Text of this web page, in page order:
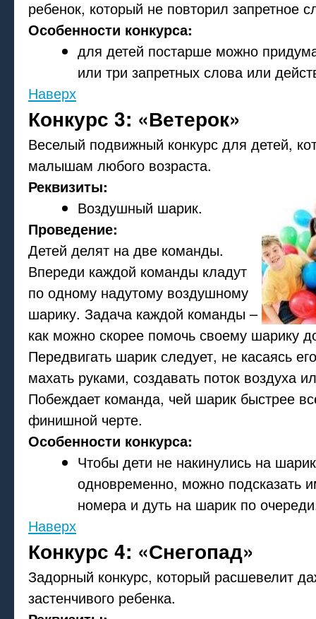
ребенок, который не повторил запретное
Особенности конкурса:
для детей постарше можно
или три запретных слова или
Наверх
Конкурс 3: «Ветерок»
Веселый подвижный конкурс для детей,
малышам любого возраста.
Реквизиты:
Воздушный шарик.
Проведение:
Детей делят на две команды.
Впереди каждой команды кладут
по одному надутому воздушному
шарику. Задача каждой команды –
как можно скорее помочь своему шарику
Передвигать шарик следует, не касаясь
махать руками, создавать поток воздуха
Побеждает команда, чей шарик быстрее
финишной черте.
Особенности конкурса:
Чтобы дети не накинулись на
одновременно, можно подсказать
номера и дуть на шарик по
Наверх
Конкурс 4: «Снегопад»
Задорный конкурс, который расшевелит
застенчивого ребенка.